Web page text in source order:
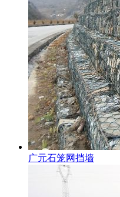
广元石笼网挡墙